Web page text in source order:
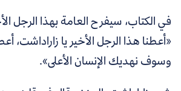
في الكتاب، سيفرح العامة بهذا الرجل
«أعطنا هذا الرجل الأخير يا زاراداشت،
وسوف نهديك الإنسان الأعلى».